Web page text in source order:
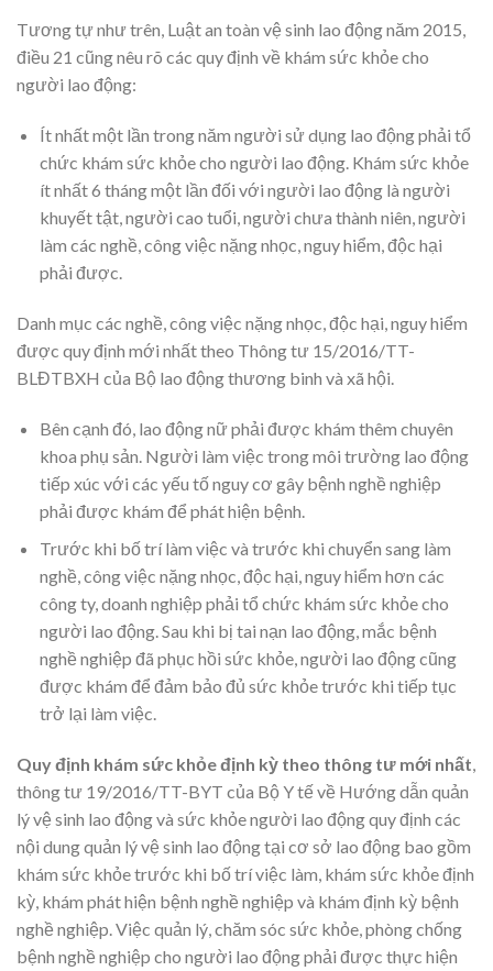
Tương tự như trên, Luật an toàn vệ sinh lao động năm 2015,
điều 21 cũng nêu rõ các quy định về khám sức khỏe cho
người lao động:
Ít nhất một lần trong năm người sử dụng lao động phải tổ
chức khám sức khỏe cho người lao động. Khám sức khỏe
ít nhất 6 tháng một lần đối với người lao động là người
khuyết tật, người cao tuổi, người chưa thành niên, người
làm các nghề, công việc nặng nhọc, nguy hiểm, độc hại
phải được.
Danh mục các nghề, công việc nặng nhọc, độc hại, nguy hiểm
được quy định mới nhất theo Thông tư 15/2016/TT-
BLĐTBXH của Bộ lao động thương binh và xã hội.
Bên cạnh đó, lao động nữ phải được khám thêm chuyên
khoa phụ sản. Người làm việc trong môi trường lao động
tiếp xúc với các yếu tố nguy cơ gây bệnh nghề nghiệp
phải được khám để phát hiện bệnh.
Trước khi bố trí làm việc và trước khi chuyển sang làm
nghề, công việc nặng nhọc, độc hại, nguy hiểm hơn các
công ty, doanh nghiệp phải tổ chức khám sức khỏe cho
người lao động. Sau khi bị tai nạn lao động, mắc bệnh
nghề nghiệp đã phục hồi sức khỏe, người lao động cũng
được khám để đảm bảo đủ sức khỏe trước khi tiếp tục
trở lại làm việc.
Quy định khám sức khỏe định kỳ theo thông tư mới nhất,
thông tư 19/2016/TT-BYT của Bộ Y tế về Hướng dẫn quản
lý vệ sinh lao động và sức khỏe người lao động quy định các
nội dung quản lý vệ sinh lao động tại cơ sở lao động bao gồm
khám sức khỏe trước khi bố trí việc làm, khám sức khỏe định
kỳ, khám phát hiện bệnh nghề nghiệp và khám định kỳ bệnh
nghề nghiệp. Việc quản lý, chăm sóc sức khỏe, phòng chống
bệnh nghề nghiệp cho người lao động phải được thực hiện